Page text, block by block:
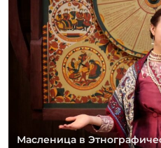
Масленица в